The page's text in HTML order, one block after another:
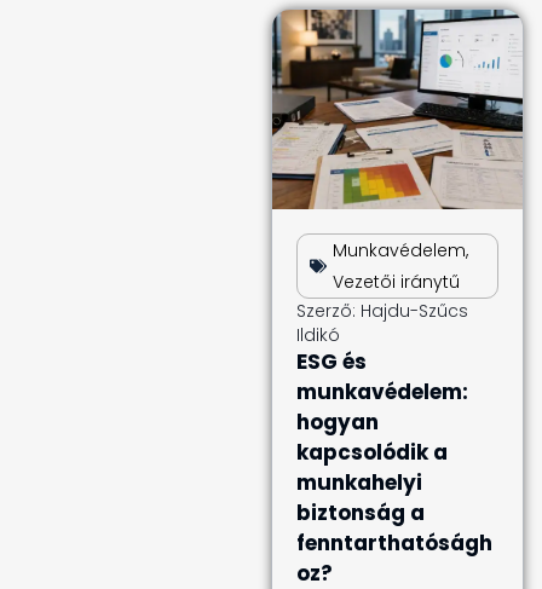
Munkavédelem,
Vezetői iránytű
Szerző: Hajdu-Szűcs
Ildikó
ESG és
munkavédelem:
hogyan
kapcsolódik a
munkahelyi
biztonság a
fenntarthatóságh
oz?